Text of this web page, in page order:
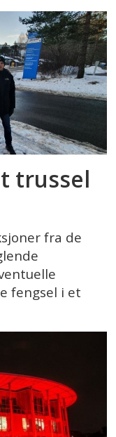
trussel
fra de
fengsel i et